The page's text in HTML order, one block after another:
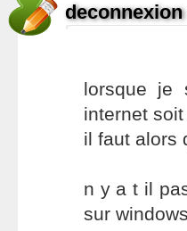
deconnexion
lorsque je
internet
il faut alors
n y a t il
sur